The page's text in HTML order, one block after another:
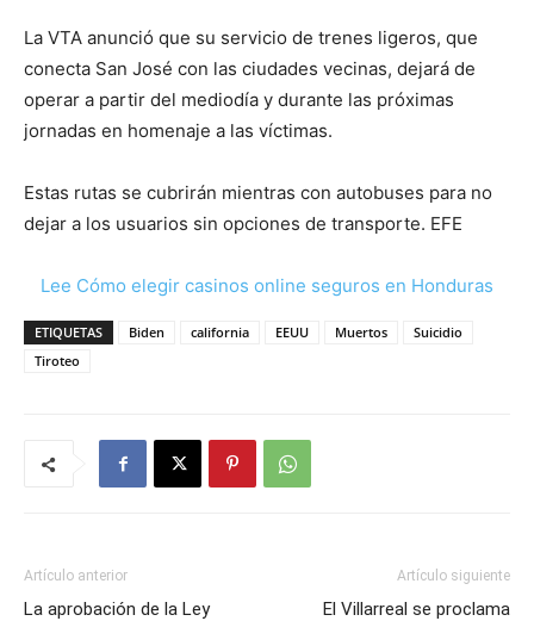
La VTA anunció que su servicio de trenes ligeros, que
conecta San José con las ciudades vecinas, dejará de
operar a partir del mediodía y durante las próximas
jornadas en homenaje a las víctimas.
Estas rutas se cubrirán mientras con autobuses para no
dejar a los usuarios sin opciones de transporte. EFE
Lee Cómo elegir casinos online seguros en Honduras
ETIQUETAS Biden california EEUU Muertos
Suicidio
Tiroteo
Artículo anterior
La aprobación de la Ley
Artículo siguiente
El Villarreal se proclama